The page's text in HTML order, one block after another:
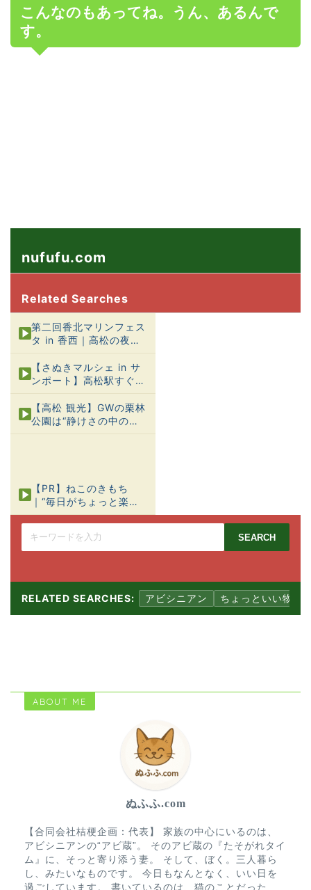
こんなのもあってね。うん、あるんで
す。
nufufu.com
Related Searches
第二回香北マリンフェス
タ in 香西｜高松の夜空
【さぬきマルシェ in サ
ンポート】高松駅すぐ！
を楽しむ休日
【高松 観光】GWの栗林
公園は“静けさの中のに
【PR】ねこのきもち
｜“毎日がちょっと楽に
なる”猫のしあわせヒン
SEARCH
RELATED SEARCHES: アビシニアン ちょっといい物
ABOUT ME
ぬふふ.com
【合同会社桔梗企画：代表】 家族の中心にいるのは、
アビシニアンの“アビ蔵”。 そのアビ蔵の『たそがれタイ
ム』に、そっと寄り添う妻。 そして、ぼく。三人暮ら
し、みたいなものです。 今日もなんとなく、いい日を
過ごしています。 書いているのは、猫のことだった